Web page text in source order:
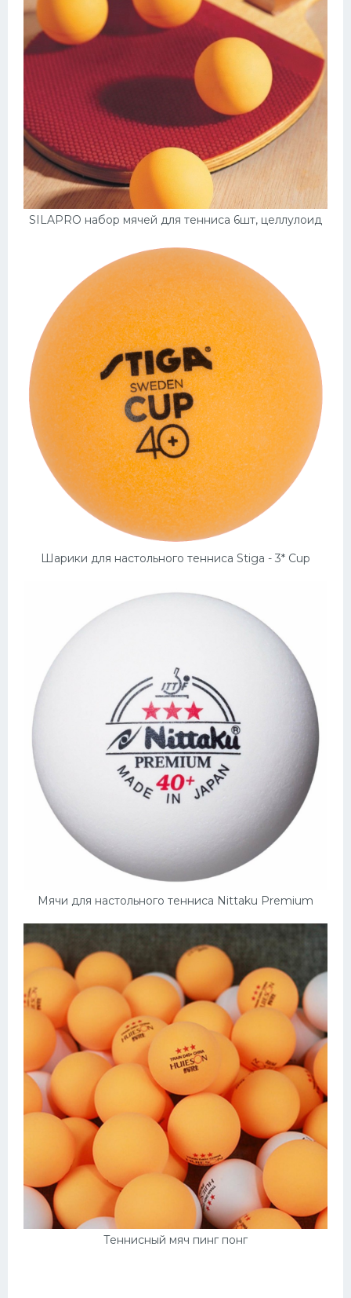
SILAPRO набор мячей для тенниса 6шт, целлулоид
Шарики для настольного тенниса Stiga - 3* Cup
Мячи для настольного тенниса Nittaku Premium
Теннисный мяч пинг понг